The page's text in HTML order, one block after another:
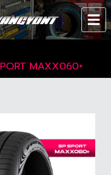
MAXX060+